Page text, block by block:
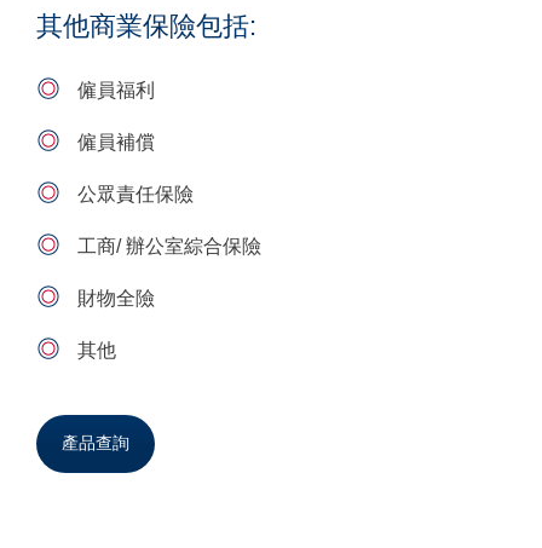
其他商業保險包括:
僱員福利
僱員補償
公眾責任保險
工商/ 辦公室綜合保險
財物全險
其他
產品查詢